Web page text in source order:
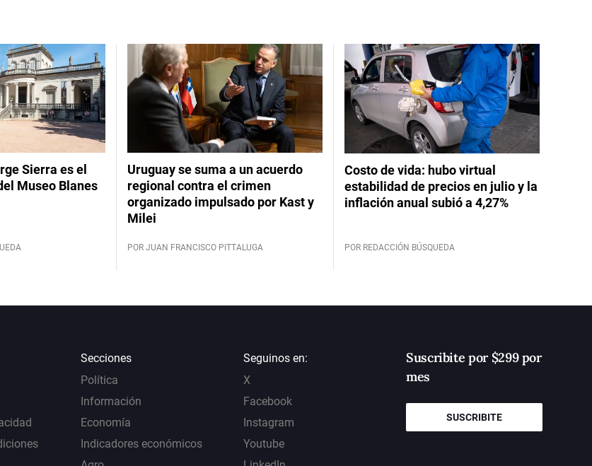
Sierra es el
Museo Blanes
Uruguay se suma a un acuerdo
regional contra el crimen
organizado impulsado por Kast y
Milei
POR JUAN FRANCISCO PITTALUGA
Costo de vida: hubo virtual
estabilidad de precios en julio y la
inflación anual subió a 4,27%
POR REDACCIÓN BÚSQUEDA
Secciones
Política
Información
Economía
Indicadores económicos
Seguinos en:
X
Facebook
Instagram
Youtube
Suscribite por $299 por
mes
SUSCRIBITE